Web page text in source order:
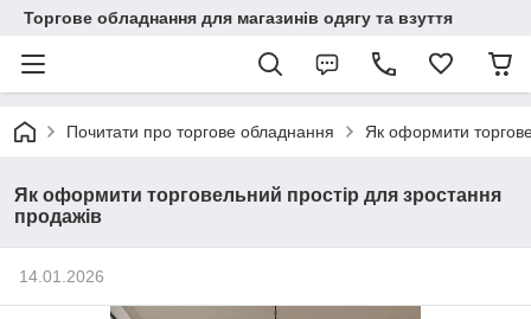
Торгове обладнання для магазинів одягу та взуття
Почитати про торгове обладнання Як оформити
Як оформити торговельний простір для зростання
продажів
14.01.2026